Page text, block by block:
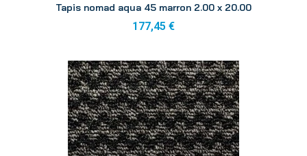
Tapis nomad aqua 45 marron 2.00 x 20.00
177,45 €